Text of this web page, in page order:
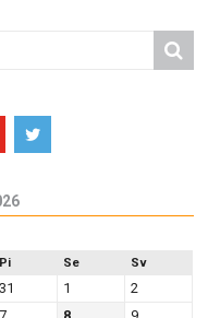
Pi Se Sv
31 1
2